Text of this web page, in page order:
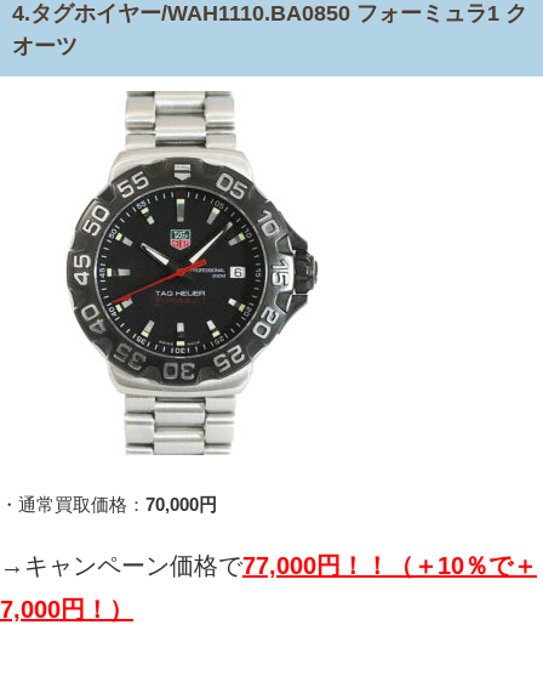
4.タグホイヤー/WAH1110.BA0850 フォーミュラ1 ク
オーツ
・通常買取価格： 70,000円
→キャンペーン価格で77,000円！！（＋10％で＋
7,000円！）